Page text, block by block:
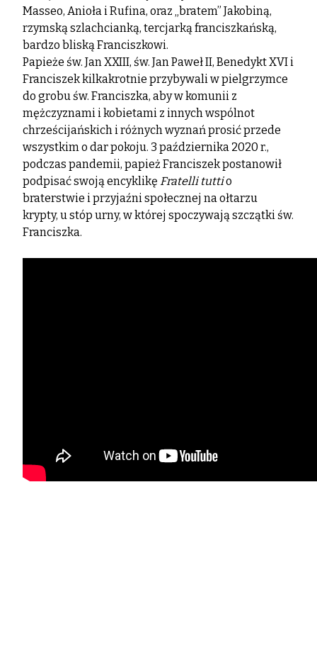
Masseo, Anioła i Rufina, oraz „bratem” Jakobiną,
rzymską szlachcianką, tercjarką franciszkańską,
bardzo bliską Franciszkowi.
Papieże św. Jan XXIII, św. Jan Paweł II, Benedykt XVI i
Franciszek kilkakrotnie przybywali w pielgrzymce
do grobu św. Franciszka, aby w komunii z
mężczyznami i kobietami z innych wspólnot
chrześcijańskich i różnych wyznań prosić przede
wszystkim o dar pokoju. 3 października 2020 r.,
podczas pandemii, papież Franciszek postanowił
podpisać swoją encyklikę Fratelli tuttio
braterstwie i przyjaźni społecznej na ołtarzu
krypty, u stóp urny, w której spoczywają szczątki św.
Franciszka.